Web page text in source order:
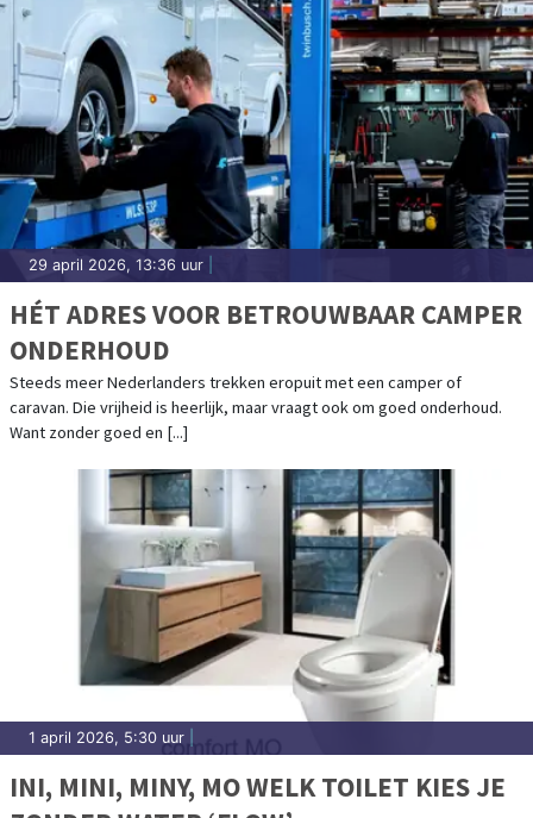
29 april 2026, 13:36 uur
HÉT ADRES VOOR BETROUWBAAR CAMPER
ONDERHOUD
Steeds meer Nederlanders trekken eropuit met een camper of
caravan. Die vrijheid is heerlijk, maar vraagt ook om goed onderhoud.
Want zonder goed en [...]
1 april 2026, 5:30 uur
INI, MINI, MINY, MO WELK TOILET KIES JE